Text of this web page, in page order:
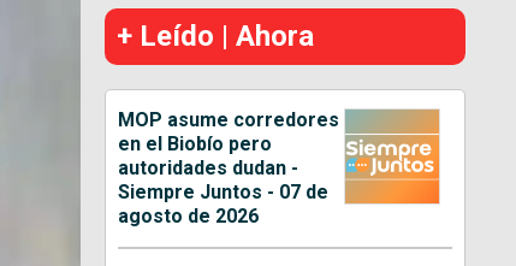
+ Leído | Ahora
MOP asume corredores
en el Biobío pero
autoridades dudan -
Siempre Juntos - 07 de
agosto de 2026